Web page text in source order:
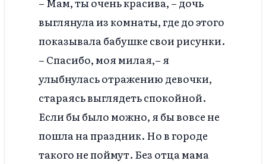
выглянула из комнаты, где до этого
показывала бабушке свои рисунки.
– Спасибо, моя милая,– я
улыбнулась отражению девочки,
стараясь выглядеть спокойной.
Если бы было можно, я бы вовсе не
пошла на праздник. Но в городе
такого не поймут. Без отца мама